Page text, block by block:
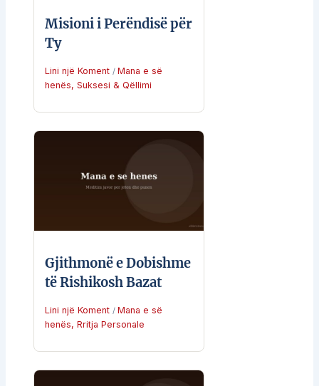
Misioni i Perëndisë për
Ty
Lini një Koment / Mana e së
henës, Suksesi & Qëllimi
Gjithmonë e Dobishme
të Rishikosh Bazat
Lini një Koment / Mana e së
henës, Rritja Personale